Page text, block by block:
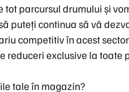
tot parcursul drumului și
puteți continua să vă
competitiv în acest
reduceri exclusive la toate
tale în magazin?